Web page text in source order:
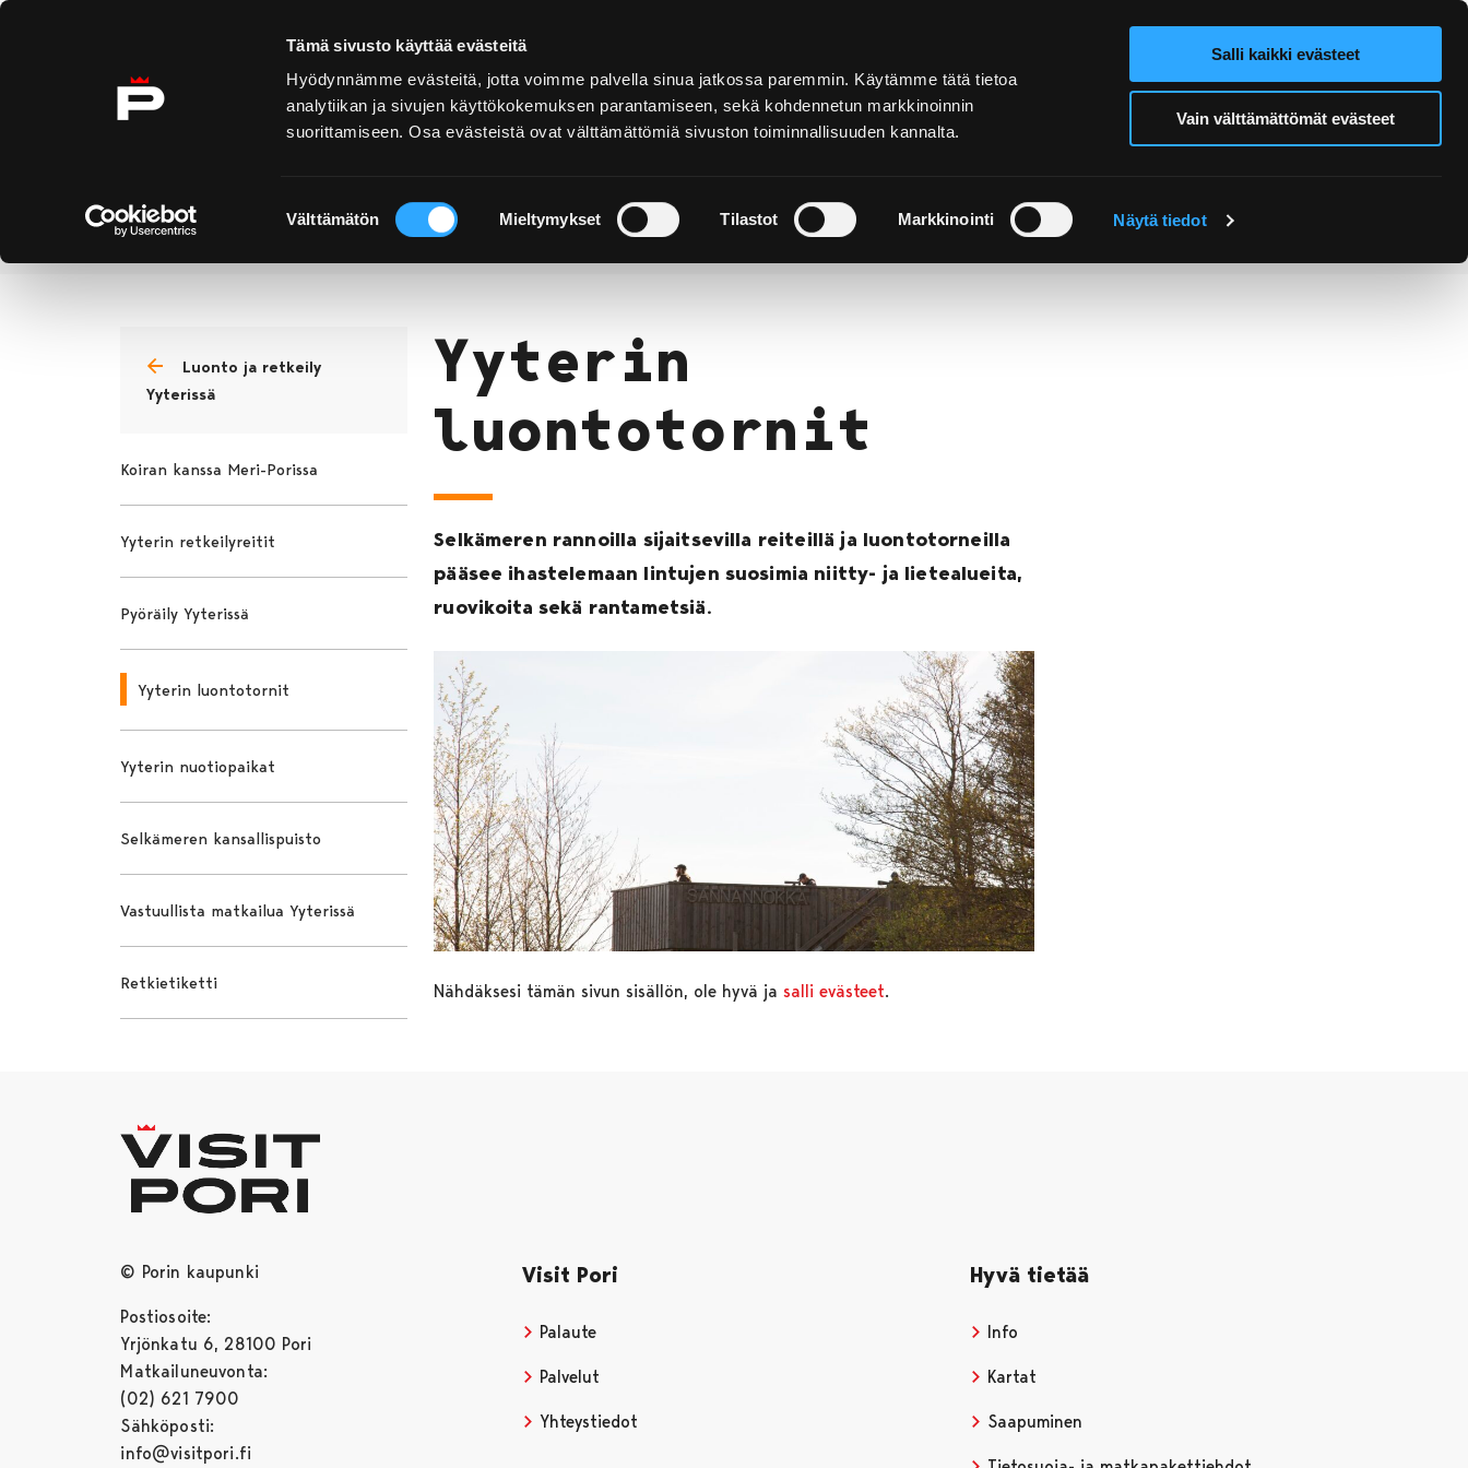
Tämä sivusto käyttää evästeitä
Hyödynnämme evästeitä, jotta voimme palvella sinua jatkossa paremmin. Käytämme tätä tietoa
analytiikan ja sivujen käyttökokemuksen parantamiseen, sekä kohdennetun markkinoinnin
suorittamiseen. Osa evästeistä ovat välttämättömiä sivuston toiminnallisuuden kannalta.
valinta
Välttämätön Mieltymykset Tilastot Markkinointi Näytä tiedot
Salli kaikki evästeet
Vain välttämättömät evästeet
Ohita sisältö
Hae sivustolta
Etusivu
Luonto ja retkeily
Yyterissä
Koiran kanssa Meri-Porissa
Yyterin retkeilyreitit
Pyöräily Yyterissä
Yyterin luontotornit
Yyterin nuotiopaikat
Selkämeren kansallispuisto
Vastuullista matkailua Yyterissä
Retkietiketti
Yyterin
luontotornit
Selkämeren rannoilla sijaitsevilla reiteillä ja luontotorneilla
pääsee ihastelemaan lintujen suosimia niitty- ja lietealueita,
ruovikoita sekä rantametsiä.
Ohita upote
Nähdäksesi tämän sivun sisällön, ole hyvä jasalli evästeet.
© Porin kaupunki
Postiosoite:
Yrjönkatu 6, 28100 Pori
Matkailuneuvonta:
(02) 621 7900
Sähköposti:
info@visitpori.fi
Visit Pori
Palaute
Palvelut
Yhteystiedot
Hyvä tietää
Info
Kartat
Saapuminen